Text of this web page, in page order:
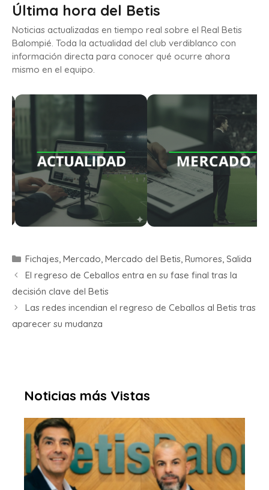
Última hora del Betis
Noticias actualizadas en tiempo real sobre el Real Betis
Balompié. Toda la actualidad del club verdiblanco con
información directa para conocer qué ocurre ahora
mismo en el equipo.
Fichajes Mercado Mercado del Betis Rumores Salida
El regreso de Ceballos entra en su fase final tras la
decisión clave del Betis
Las redes incendian el regreso de Ceballos al Betis tras
aparecer su mudanza
Noticias más Vistas